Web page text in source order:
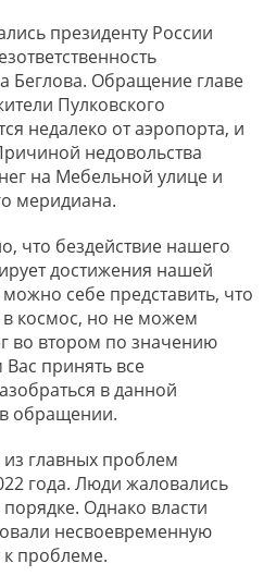
президенту России
Беглова. Обращение главе
Пулковского
недалеко от аэропорта, и
недовольства
на Мебельной улице и
меридиана.
что бездействие нашего
достижения нашей
себе представить, что
в космос, но не можем
во втором по значению
принять все
в данной
в обращении.
из главных проблем
года. Люди жаловались
Однако власти
несвоевременную
проблеме.